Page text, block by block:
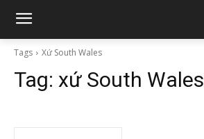
Tags Xứ South Wales
Tag: xứ South Wales